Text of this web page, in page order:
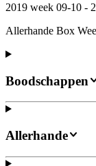
2019 week 09-10 -
Allerhande Box
Boodschappen
Allerhande